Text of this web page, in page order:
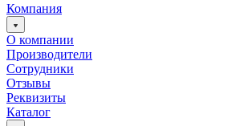
Компания
О компании
Производители
Сотрудники
Отзывы
Реквизиты
Каталог